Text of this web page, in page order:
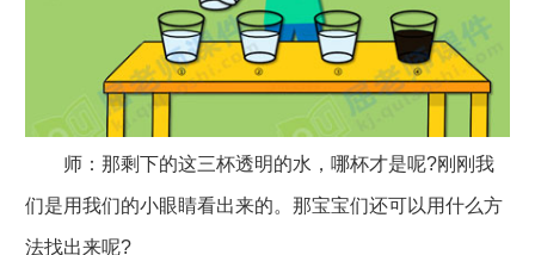
师：那剩下的这三杯透明的水，哪杯才是呢?刚刚我
们是用我们的小眼睛看出来的。那宝宝们还可以用什么方
法找出来呢?